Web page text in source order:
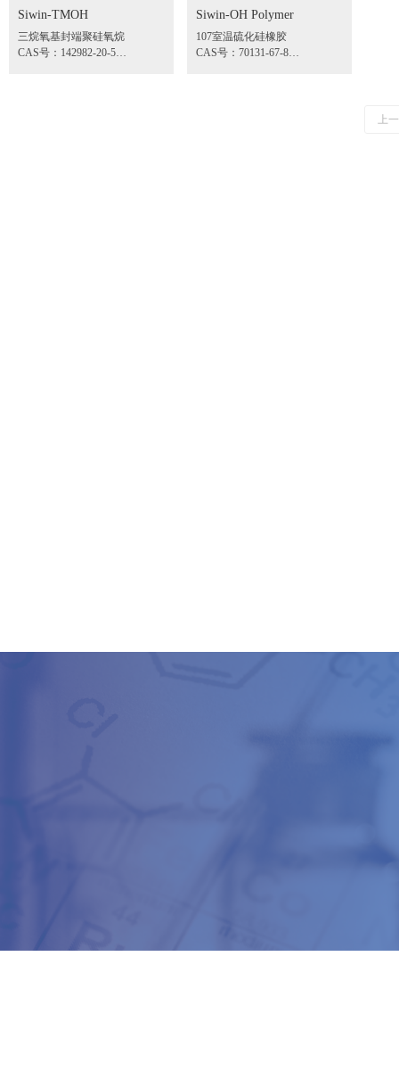
Siwin-TMOH
三烷氧基封端聚硅氧烷
CAS号：142982-20-5
Siwin-OH Polymer
107室温硫化硅橡胶
CAS号：70131-67-8
上